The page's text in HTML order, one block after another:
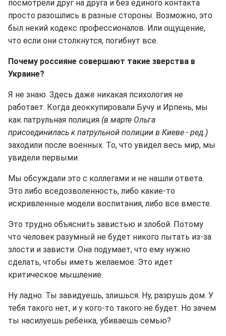
посмотрели друг на друга и без единого контакта
просто разошлись в разные стороны. Возможно, это
был некий кодекс профессионалов. Или ощущение,
что если они столкнутся, погибнут все.
Почему россияне совершают такие зверства в
Украине?
Я не знаю. Здесь даже никакая психология не
работает. Когда деоккупировали Бучу и Ирпень, мы
как патрульная полиция (в марте Ольга
присоединилась к патрульной полиции в Киеве - ред.)
заходили после военных. То, что увидел весь мир, мы
увидели первыми.
Мы обсуждали это с коллегами и не нашли ответа.
Это либо вседозволенность, либо какие-то
искривленные модели воспитания, либо все вместе.
Это трудно объяснить завистью и злобой. Потому
что человек разумный не будет никого пытать из-за
злости и зависти. Она подумает, что ему нужно
сделать, чтобы иметь желаемое. Это идет
критическое мышление.
Ну ладно. Ты завидуешь, злишься. Ну, разрушь дом. У
тебя такого нет, и у кого-то такого не будет. Но зачем
ты насилуешь ребенка, убиваешь семью?